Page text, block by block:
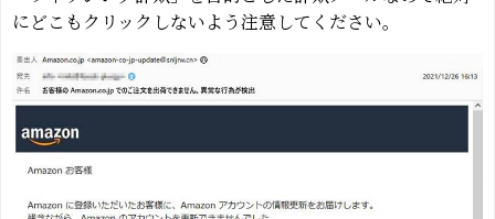
にどこもクリックしないよう注意してください。